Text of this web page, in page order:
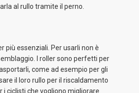
al rullo tramite il perno.
più essenziali. Per usarli non è
I roller sono perfetti per
come ad esempio per gli
il loro rullo per il riscaldamento
i ciclisti che vogliono migliorare